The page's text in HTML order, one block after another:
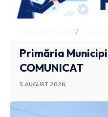
ADMINISTRATIV
Primăria
COMUNICAT
5 AUGUST 2026